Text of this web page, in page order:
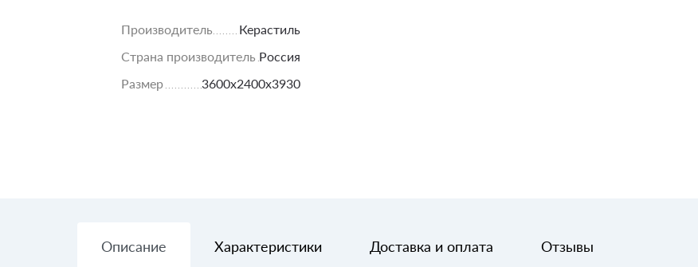
Производитель
Керастиль
Страна производитель Россия
Размер
3600х2400х3930
Описание Характеристики Доставка и оплата Отзывы